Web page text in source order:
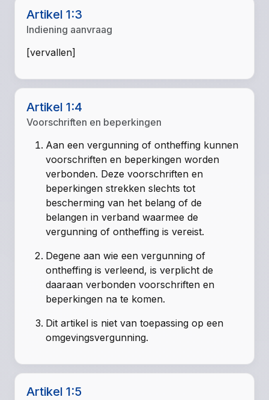
Artikel 1:3
Indiening aanvraag
[vervallen]
Artikel 1:4
Voorschriften en beperkingen
Aan een vergunning of ontheffing kunnen
voorschriften en beperkingen worden
verbonden. Deze voorschriften en
beperkingen strekken slechts tot
bescherming van het belang of de
belangen in verband waarmee de
vergunning of ontheffing is vereist.
Degene aan wie een vergunning of
ontheffing is verleend, is verplicht de
daaraan verbonden voorschriften en
beperkingen na te komen.
Dit artikel is niet van toepassing op een
omgevingsvergunning.
Artikel 1:5